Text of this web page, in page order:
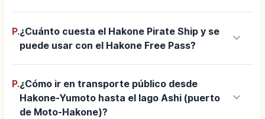
P.¿Cuánto cuesta el Hakone Pirate Ship y se
puede usar con el Hakone Free Pass?
keyboard_arrow_down
P.¿Cómo ir en transporte público desde
Hakone-Yumoto hasta el lago Ashi (puerto
de Moto-Hakone)?
keyboard_arrow_down